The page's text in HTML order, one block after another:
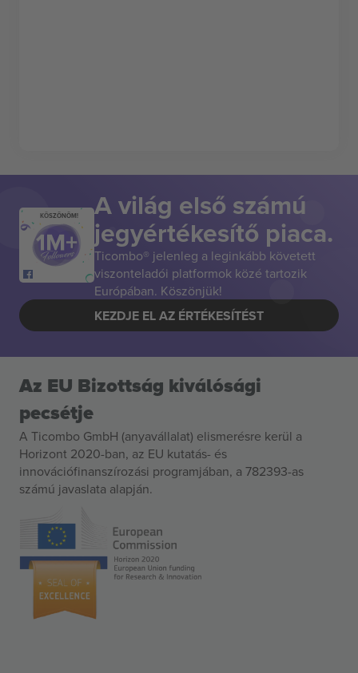
KÖSZÖNÖM! A világ első számú
jegyértékesítő piaca.
Ticombo® jelenleg a leginkább követett
viszonteladói platformok közé tartozik
Európában. Köszönjük!
KEZDJE EL AZ ÉRTÉKESÍTÉST
Az EU Bizottság kiválósági
pecsétje
A Ticombo GmbH (anyavállalat) elismerésre kerül a
Horizont 2020-ban, az EU kutatás- és
innovációfinanszírozási programjában, a 782393-as
számú javaslata alapján.